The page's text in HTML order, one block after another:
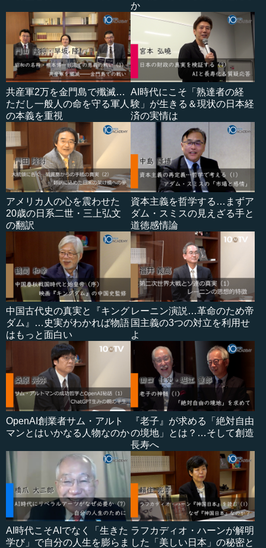
か
共産軍2万を金門島で殲滅…
ただし一般人の命を守る軍人
の本義を重視
AI時代にこそ「熟達者の経
験」が生きる＆現状の日本経
済の実情は
アメリカ人の心を震わせた
20歳の日系二世・三上弘文
の翻訳
資本主義を哲学する…まずア
ダム・スミスの見えざる手と
道徳感情論
中国古代史の真実と『キング
ダム』…史実がわかれば物語
はもっと面白い
レーニン演説…革命のため帝
国主義の3つの対立を利用せ
よ
OpenAI創業者サム・アルト
マンとはいかなる人物なのか
『老子』が求める「絶対自由
の境地」とは？…そして創造
長寿へ
AI時代こそAIでなく「生きた
学び」で自分の人生を膨らま
ラフカディオ・ハーンが解明
した「美しい日本」の秘密と